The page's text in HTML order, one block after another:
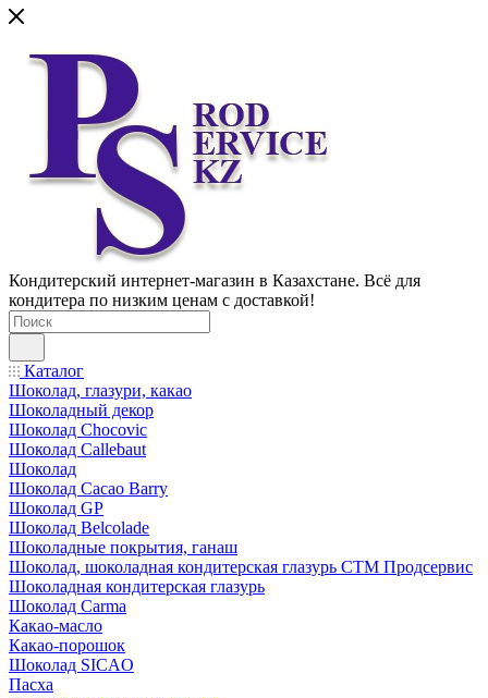
Кондитерский интернет-магазин в Казахстане. Всё для
кондитера по низким ценам с доставкой!
Каталог
Шоколад, глазури, какао
Шоколадный декор
Шоколад Chocovic
Шоколад Callebaut
Шоколад
Шоколад Cacao Barry
Шоколад GP
Шоколад Belcolade
Шоколадные покрытия, ганаш
Шоколад, шоколадная кондитерская глазурь СТМ Продсервис
Шоколадная кондитерская глазурь
Шоколад Carma
Какао-масло
Какао-порошок
Шоколад SICAO
Пасха